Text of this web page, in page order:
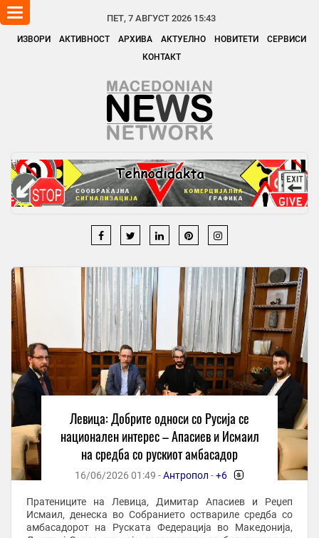
ПЕТ, 7 АВГУСТ 2026 15:43
ИЗВОРИ АКТИВНОСТ АРХИВА АКТУЕЛНО НОВИТЕТИ
СЕРВИСИ
КОНТАКТ
Toggle
navigation
Левица: Добрите односи со Русија се
национален интерес – Апасиев и Исмаил
на средба со рускиот амбасадор
16/06/2026 01:49 -Антропол -+6 -
Пратениците на Левица, Димитар Апасиев и Реџеп
Исмаил, денеска во Собранието оствариле средба со
амбасадорот на Руската Федерација во Македонија,